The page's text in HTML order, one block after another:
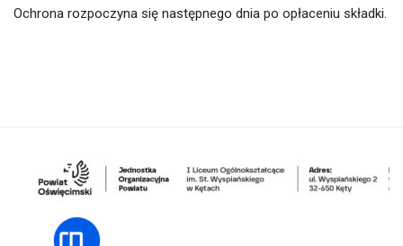
Ochrona rozpoczyna się następnego dnia po opłaceniu składki.